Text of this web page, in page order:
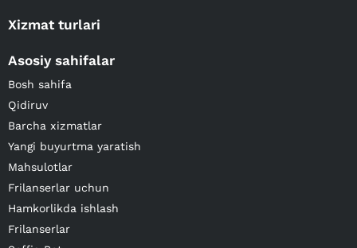
Xizmat turlari
Asosiy sahifalar
Bosh sahifa
Qidiruv
Barcha xizmatlar
Yangi buyurtma yaratish
Mahsulotlar
Frilanserlar uchun
Hamkorlikda ishlash
Frilanserlar